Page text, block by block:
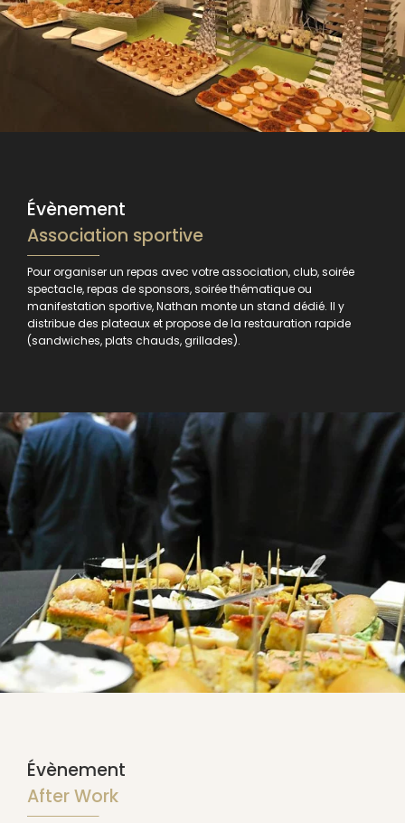
Évènement
Association sportive
Pour organiser un repas avec votre association, club, soirée
spectacle, repas de sponsors, soirée thématique ou
manifestation sportive, Nathan monte un stand dédié. Il y
distribue des plateaux et propose de la restauration rapide
(sandwiches, plats chauds, grillades).
Évènement
After Work